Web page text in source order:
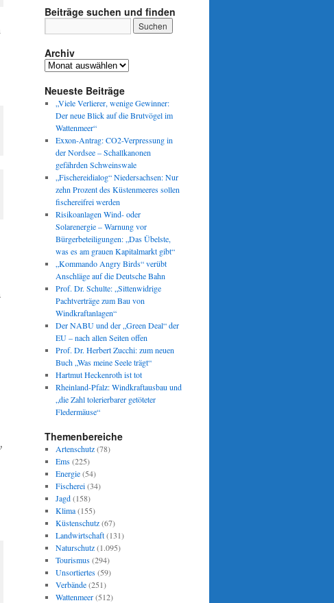
Beiträge suchen und finden
Archiv
Archiv
Neueste Beiträge
„Viele Verlierer, wenige Gewinner:
Der neue Blick auf die Brutvögel im
Wattenmeer“
Exxon-Antrag: CO2-Verpressung in
der Nordsee – Schallkanonen
gefährden Schweinswale
„Fischereidialog“ Niedersachsen: Nur
zehn Prozent des Küstenmeeres sollen
fischereifrei werden
Risikoanlagen Wind- oder
Solarenergie – Warnung vor
Bürgerbeteiligungen: „Das Übelste,
was es am grauen Kapitalmarkt gibt“
„Kommando Angry Birds“ verübt
Anschläge auf die Deutsche Bahn
Prof. Dr. Schulte: „Sittenwidrige
Pachtverträge zum Bau von
Windkraftanlagen“
Der NABU und der „Green Deal“ der
EU – nach allen Seiten offen
Prof. Dr. Herbert Zucchi: zum neuen
Buch „Was meine Seele trägt“
Hartmut Heckenroth ist tot
Rheinland-Pfalz: Windkraftausbau und
„die Zahl tolerierbarer getöteter
Fledermäuse“
Themenbereiche
Artenschutz(78)
Ems(225)
Energie(54)
Fischerei(34)
Jagd(158)
Klima(155)
Küstenschutz(67)
Landwirtschaft(131)
Naturschutz(1.095)
Tourismus(294)
Unsortiertes(59)
Verbände(251)
Wattenmeer(512)